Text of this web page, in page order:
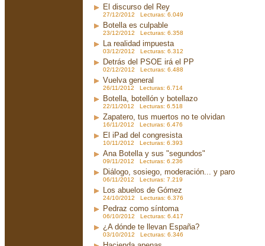
El discurso del Rey
27/12/2012 Lecturas: 6.049
Botella es culpable
23/12/2012 Lecturas: 6.358
La realidad impuesta
03/12/2012 Lecturas: 6.312
Detrás del PSOE irá el PP
02/12/2012 Lecturas: 6.488
Vuelva general
26/11/2012 Lecturas: 6.714
Botella, botellón y botellazo
22/11/2012 Lecturas: 6.518
Zapatero, tus muertos no te olvidan
16/11/2012 Lecturas: 6.476
El iPad del congresista
10/11/2012 Lecturas: 6.393
Ana Botella y sus "segundos"
09/11/2012 Lecturas: 6.236
Diálogo, sosiego, moderación... y paro
06/11/2012 Lecturas: 7.219
Los abuelos de Gómez
24/10/2012 Lecturas: 6.376
Pedraz como síntoma
06/10/2012 Lecturas: 6.417
¿A dónde te llevan España?
03/10/2012 Lecturas: 6.346